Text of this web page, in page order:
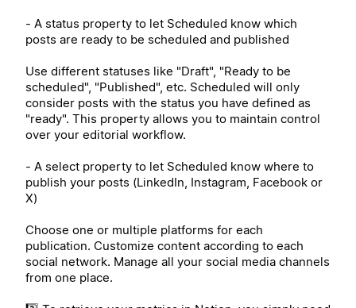
- A status property to let Scheduled know which
posts are ready to be scheduled and published
Use different statuses like "Draft", "Ready to be
scheduled", "Published", etc. Scheduled will only
consider posts with the status you have defined as
"ready". This property allows you to maintain control
over your editorial workflow.
- A select property to let Scheduled know where to
publish your posts (LinkedIn, Instagram, Facebook or
X)
Choose one or multiple platforms for each
publication. Customize content according to each
social network. Manage all your social media channels
from one place.